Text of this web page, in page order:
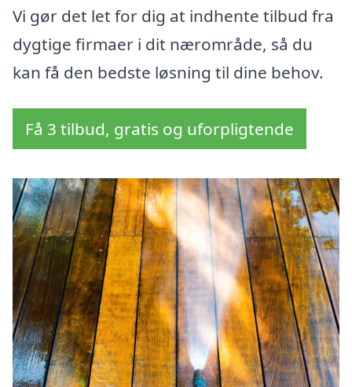
Vi gør det let for dig at indhente tilbud fra
dygtige firmaer i dit nærområde, så du
kan få den bedste løsning til dine behov.
Få 3 tilbud, gratis og uforpligtende